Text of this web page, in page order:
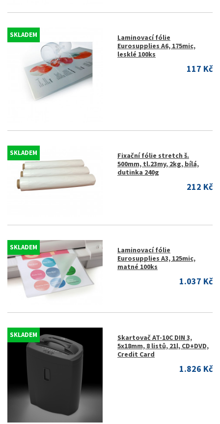
SKLADEM
Laminovací fólie
Eurosupplies A6, 175mic,
lesklé 100ks
117 Kč
SKLADEM
Fixační fólie stretch š.
500mm, tl.23my, 2kg, bílá,
dutinka 240g
212 Kč
SKLADEM
Laminovací fólie
Eurosupplies A3, 125mic,
matné 100ks
1.037 Kč
SKLADEM
Skartovač AT-10C DIN 3,
5x18mm, 8 listů, 21l, CD+DVD,
Credit Card
1.826 Kč